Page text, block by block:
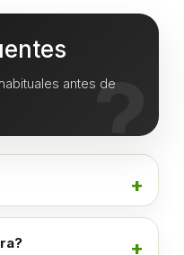
antes de